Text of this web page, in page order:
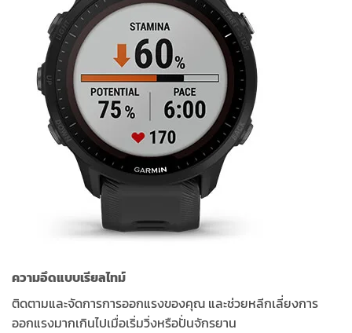
ความอึดแบบเรียลไทม์
ติดตามและจัดการการออกแรงของคุณ และช่วยหลีกเลี่ยงการ
ออกแรงมากเกินไปเมื่อเริ่มวิ่งหรือปั่นจักรยาน